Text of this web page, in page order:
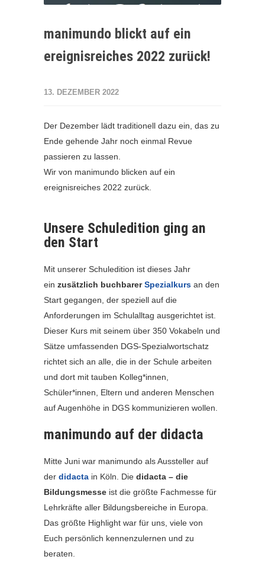
manimundo blickt auf ein
ereignisreiches 2022 zurück!
13. DEZEMBER 2022
Der Dezember lädt traditionell dazu ein, das zu
Ende gehende Jahr noch einmal Revue
passieren zu lassen.
Wir von manimundo blicken auf ein
ereignisreiches 2022 zurück.
Unsere Schuledition ging an
den Start
Mit unserer Schuledition ist dieses Jahr
ein zusätzlich buchbarerSpezialkurs an den
Start gegangen, der speziell auf die
Anforderungen im Schulalltag ausgerichtet ist.
Dieser Kurs mit seinem über 350 Vokabeln und
Sätze umfassenden DGS-Spezialwortschatz
richtet sich an alle, die in der Schule arbeiten
und dort mit tauben Kolleg*innen,
Schüler*innen, Eltern und anderen Menschen
auf Augenhöhe in DGS kommunizieren wollen.
manimundo auf der didacta
Mitte Juni war manimundo als Aussteller auf
der didacta in Köln. Die didacta – die
Bildungsmesse ist die größte Fachmesse für
Lehrkräfte aller Bildungsbereiche in Europa.
Das größte Highlight war für uns, viele von
Euch persönlich kennenzulernen und zu
beraten.